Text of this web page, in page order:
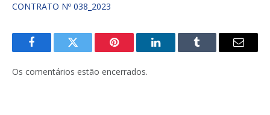
CONTRATO Nº 038_2023
FacebookTwitter Pinterest LinkedInTumblr
E-
Os comentários estão encerrados.